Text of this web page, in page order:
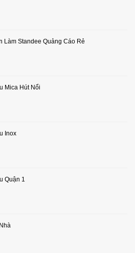
Làm Standee Quảng Cáo Rẻ
Mica Hút Nổi
Inox
Quận 1